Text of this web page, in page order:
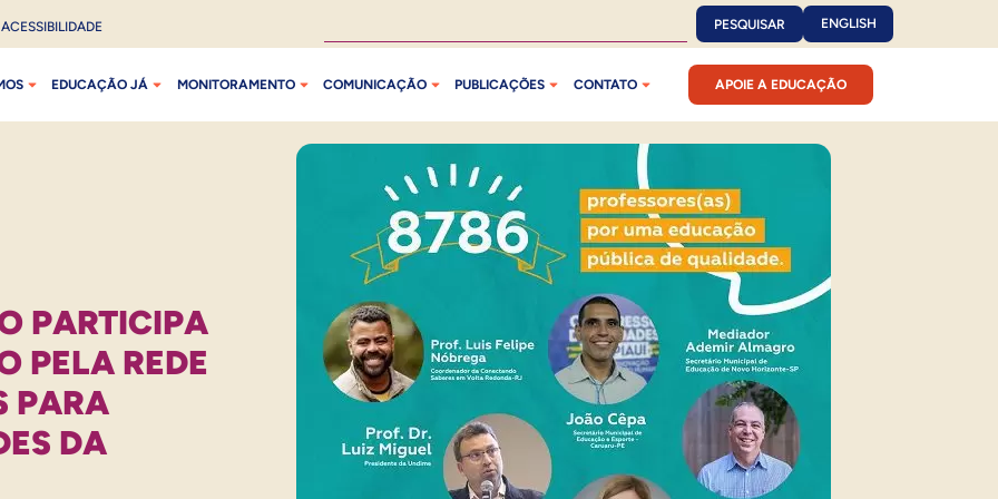
ACESSIBILIDADE PESQUISAR ENGLISH
EDUCAÇÃO JÁ MONITORAMENTO COMUNICAÇÃO PUBLICAÇÕES CONTATO APOIE A EDUCAÇÃO
PARTICIPA
PELA REDE
PARA
DA